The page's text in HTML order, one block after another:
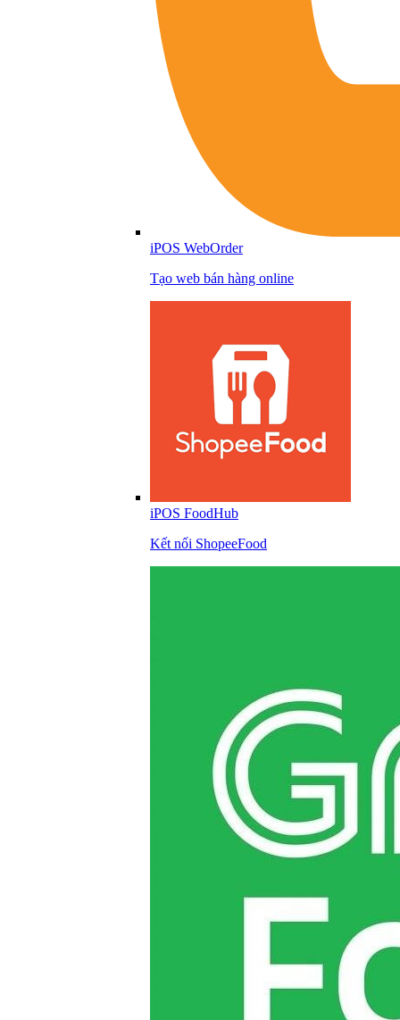
iPOS WebOrder
Tạo web bán hàng online
iPOS FoodHub
Kết nối ShopeeFood